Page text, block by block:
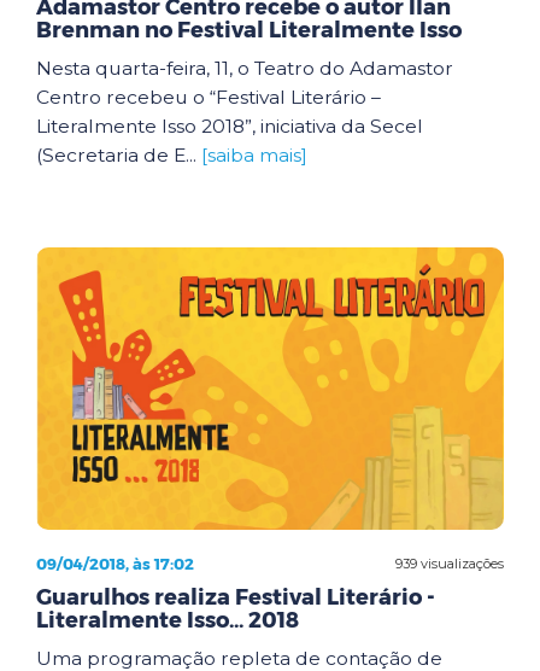
Adamastor Centro recebe o autor Ilan
Brenman no Festival Literalmente Isso
Nesta quarta-feira, 11, o Teatro do Adamastor
Centro recebeu o “Festival Literário –
Literalmente Isso 2018”, iniciativa da Secel
(Secretaria de E... [saiba mais]
939 visualizações
09/04/2018, às 17:02
Guarulhos realiza Festival Literário -
Literalmente Isso... 2018
Uma programação repleta de contação de